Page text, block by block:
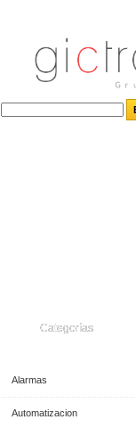
Categorías
Alarmas
Automatizacion